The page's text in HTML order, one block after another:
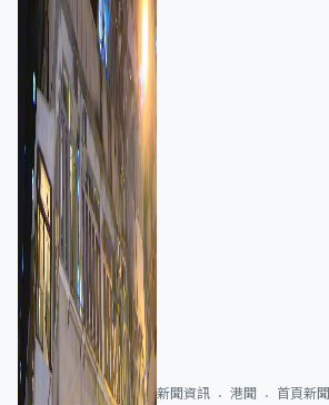
新聞資訊 港聞 首頁新聞